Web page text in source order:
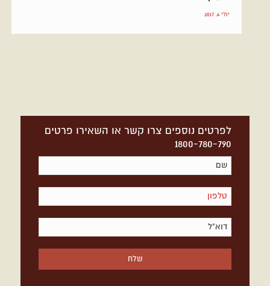
יולי 4, 2017
לפרטים נוספים צרו קשר או השאירו פרטים
1800-780-790